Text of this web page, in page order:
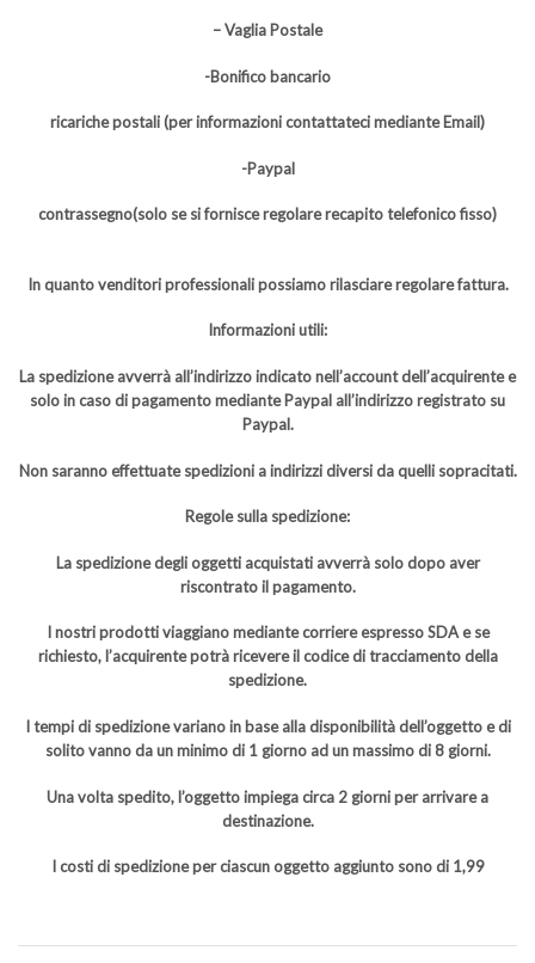
– Vaglia Postale
-Bonifico bancario
ricariche postali (per informazioni contattateci mediante Email)
-Paypal
contrassegno(solo se si fornisce regolare recapito telefonico fisso)
In quanto venditori professionali possiamo rilasciare regolare fattura.
Informazioni utili:
La spedizione avverrà all’indirizzo indicato nell’account dell’acquirente e
solo in caso di pagamento mediante Paypal all’indirizzo registrato su
Paypal.
Non saranno effettuate spedizioni a indirizzi diversi da quelli sopracitati.
Regole sulla spedizione:
La spedizione degli oggetti acquistati avverrà solo dopo aver
riscontrato il pagamento.
I nostri prodotti viaggiano mediante corriere espresso SDA e se
richiesto, l’acquirente potrà ricevere il codice di tracciamento della
spedizione.
I tempi di spedizione variano in base alla disponibilità dell’oggetto e di
solito vanno da un minimo di 1 giorno ad un massimo di 8 giorni.
Una volta spedito, l’oggetto impiega circa 2 giorni per arrivare a
destinazione.
I costi di spedizione per ciascun oggetto aggiunto sono di 1,99